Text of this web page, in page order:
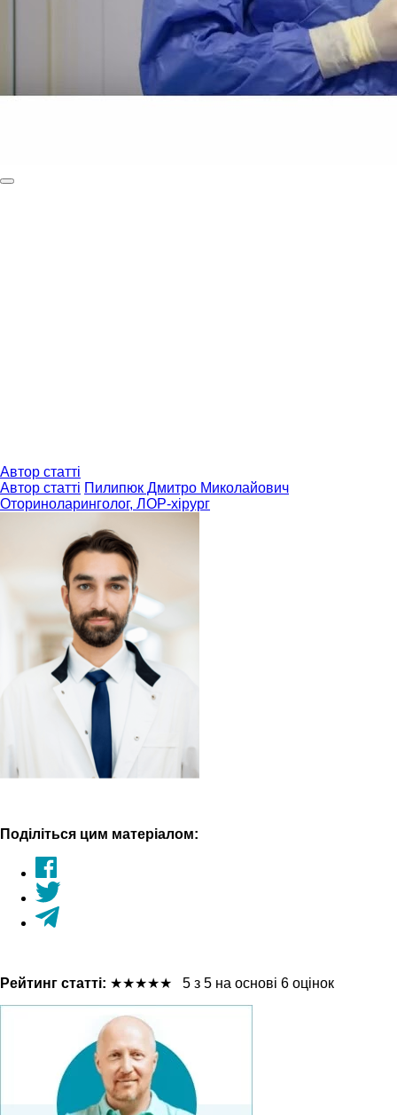
Автор статті
Автор статті Пилипюк Дмитро Миколайович
Оториноларинголог, ЛОР-хірург
Поділіться цим матеріалом:
Рейтинг статті: ★★★★★ 5 з 5 на основі 6 оцінок